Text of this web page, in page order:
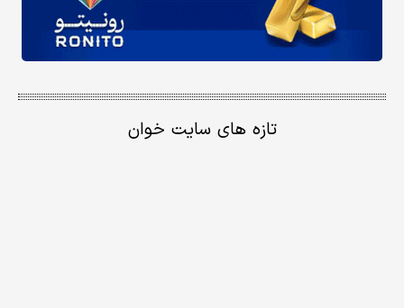
تازه های سایت خوان